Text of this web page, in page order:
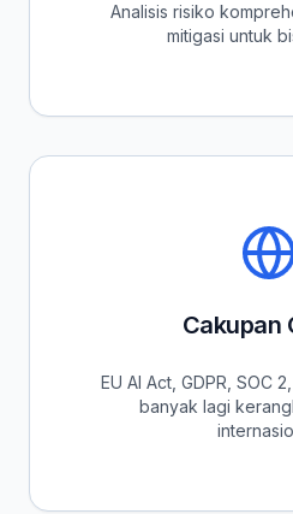
Analisis risiko
mitigasi untuk
Cakupan
EU AI Act, GDPR, SOC
banyak lagi